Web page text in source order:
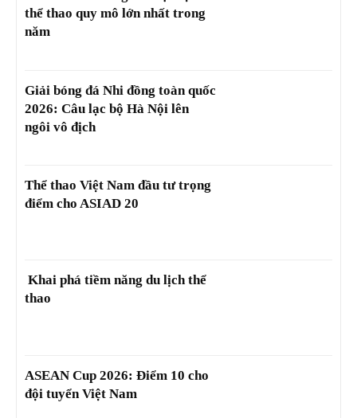
thể thao quy mô lớn nhất trong
năm
Giải bóng đá Nhi đồng toàn quốc
2026: Câu lạc bộ Hà Nội lên
ngôi vô địch
Thể thao Việt Nam đầu tư trọng
điểm cho ASIAD 20
Khai phá tiềm năng du lịch thể
thao
ASEAN Cup 2026: Điểm 10 cho
đội tuyển Việt Nam